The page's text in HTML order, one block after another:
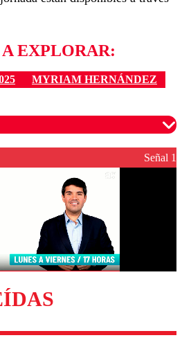
EXPLORAR:
MYRIAM HERNÁNDEZ
moderados para garantizar un
respetuoso.
Enviar comentario
Señal 1